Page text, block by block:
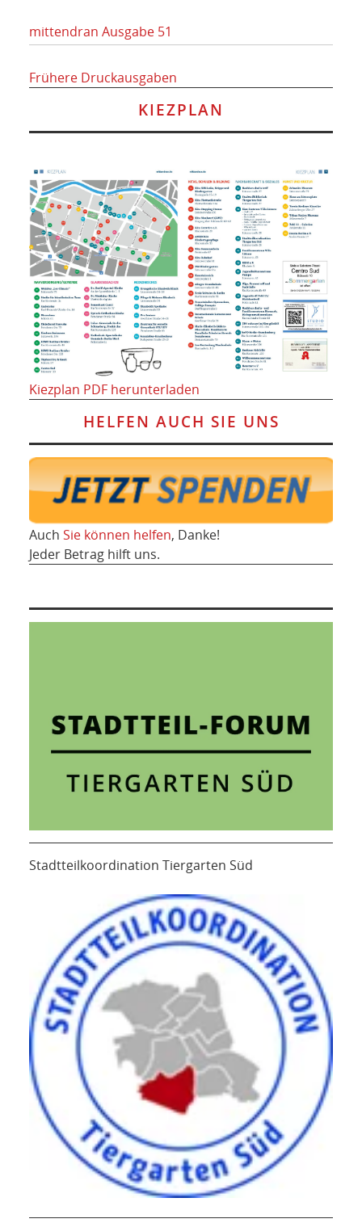
mittendran Ausgabe 51
Frühere Druckausgaben
KIEZPLAN
Kiezplan PDF herunterladen
HELFEN AUCH SIE UNS
Auch Sie können helfen, Danke!
Jeder Betrag hilft uns.
Stadtteilkoordination Tiergarten Süd